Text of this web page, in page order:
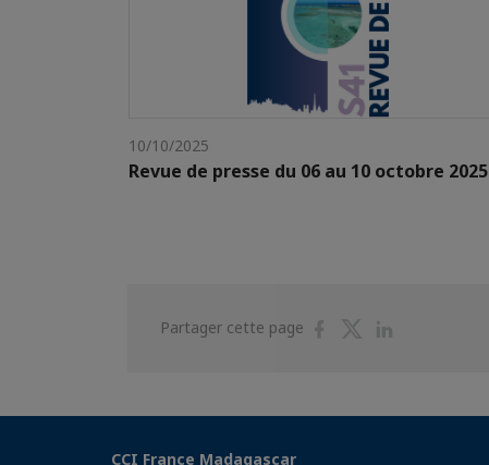
10/10/2025
Revue de presse du 06 au 10 octobre 2025
Partager cette page
PartagerPartager
CCI France Madagascar